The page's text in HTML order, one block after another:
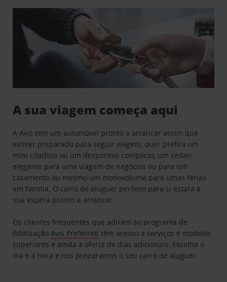
A sua viagem começa aqui
A Avis tem um automóvel pronto a arrancar assim que
estiver preparado para seguir viagem, quer prefira um
mini citadino ou um desportivo compacto, um sedan
elegante para uma viagem de negócios ou para um
casamento ou mesmo um monovolume para umas férias
em família. O carro de aluguer perfeito para si estará à
sua espera pronto a arrancar.
Os clientes frequentes que adiram ao programa de
fidelizaçãoAvis Preferred têm acesso a serviços e modelos
superiores e ainda à oferta de dias adicionais. Escolha o
dia e a hora e nós preparamos o seu carro de aluguer.